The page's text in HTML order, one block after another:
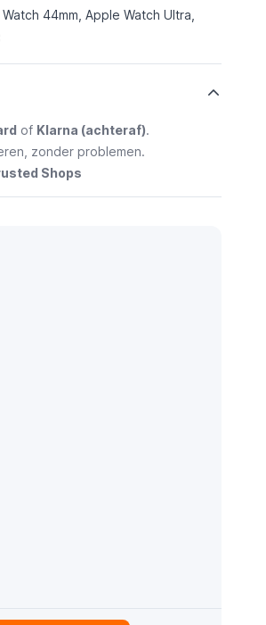
44mm, Apple Watch Ultra,
of Klarna (achteraf).
zonder problemen.
Shops